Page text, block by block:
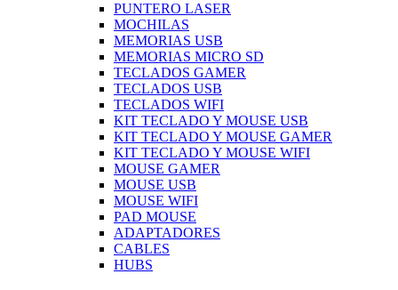
PUNTERO LASER
MOCHILAS
MEMORIAS USB
MEMORIAS MICRO SD
TECLADOS GAMER
TECLADOS USB
TECLADOS WIFI
KIT TECLADO Y MOUSE USB
KIT TECLADO Y MOUSE GAMER
KIT TECLADO Y MOUSE WIFI
MOUSE GAMER
MOUSE USB
MOUSE WIFI
PAD MOUSE
ADAPTADORES
CABLES
HUBS